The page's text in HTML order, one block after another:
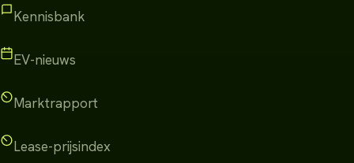
Kennisbank
EV-nieuws
Marktrapport
Lease-prijsindex